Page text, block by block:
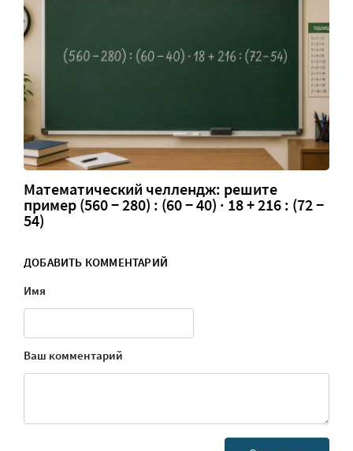
Математический челлендж: решите
пример (560 − 280) : (60 − 40) · 18 + 216 : (72 −
54)
ДОБАВИТЬ КОММЕНТАРИЙ
Имя
Ваш комментарий